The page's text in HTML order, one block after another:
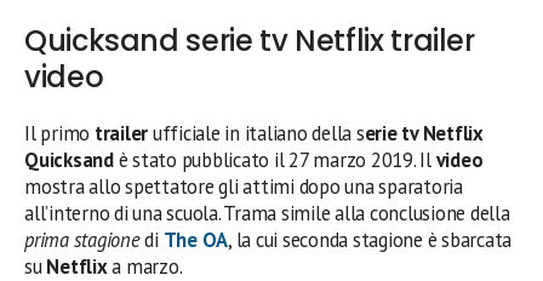
Quicksand serie tv Netflix trailer
video
Il primo trailerufficiale in italiano della serie tv Netflix
Quicksandè stato pubblicato il 27 marzo 2019. Ilvideo
mostra allo spettatore gli attimi dopo una sparatoria
all’interno di una scuola. Trama simile alla conclusione della
prima stagionedi The OA, la cui seconda stagione è sbarcata
suNetflixa marzo.